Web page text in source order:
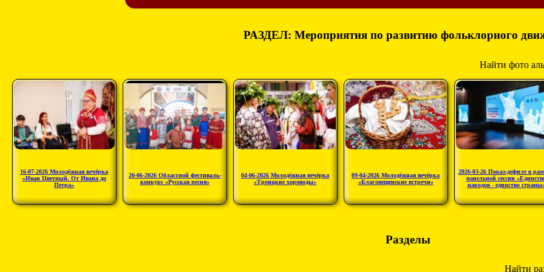
РАЗДЕЛ: Мероприятия по развитию фольклорного
Найти фото
16-07-2026 Молодёжная вечёрка
«Иван Цветный. От Ивана до
Петра»
20-06-2026 Областной фестиваль-
конкурс «Русская песня»
04-06-2026 Молодёжная вечёрка
«Троицкие хороводы»
09-04-2026 Молодёжная вечёрка
«Благовещенские встречи»
2026-03-26 Показ-дефиле в
панельной сессии
народов - единство
Разделы
Найти